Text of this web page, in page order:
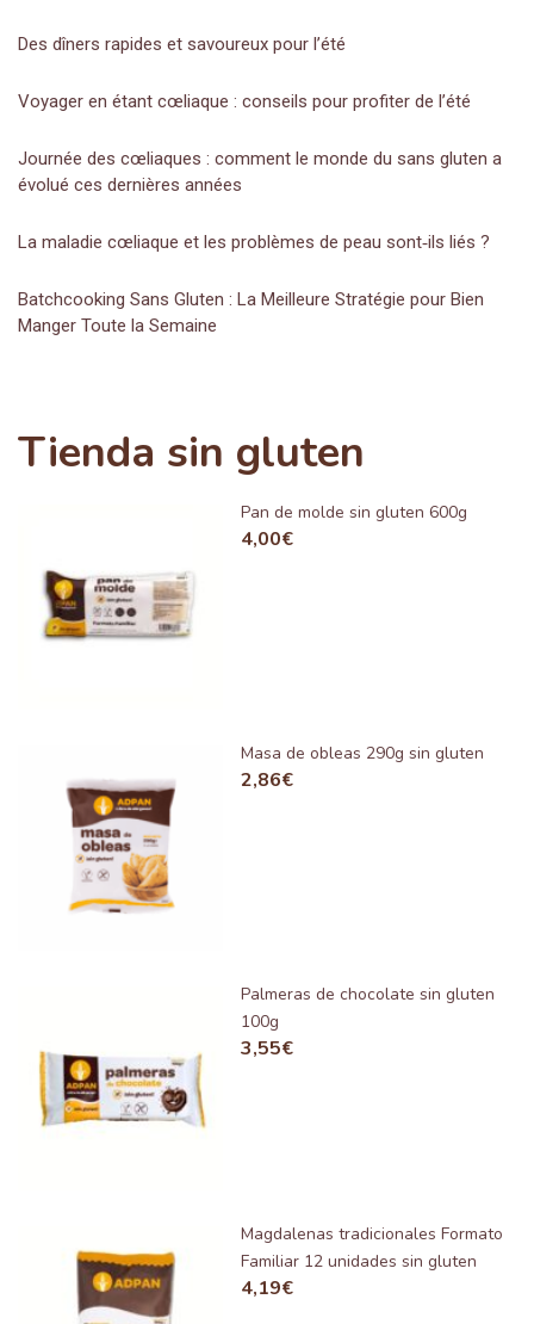
Des dîners rapides et savoureux pour l’été
Voyager en étant cœliaque : conseils pour profiter de l’été
Journée des cœliaques : comment le monde du sans gluten a
évolué ces dernières années
La maladie cœliaque et les problèmes de peau sont‑ils liés ?
Batchcooking Sans Gluten : La Meilleure Stratégie pour Bien
Manger Toute la Semaine
Tienda sin gluten
Pan de molde sin gluten 600g
4,00€
Masa de obleas 290g sin gluten
2,86€
Palmeras de chocolate sin gluten
100g
3,55€
Magdalenas tradicionales Formato
Familiar 12 unidades sin gluten
4,19€